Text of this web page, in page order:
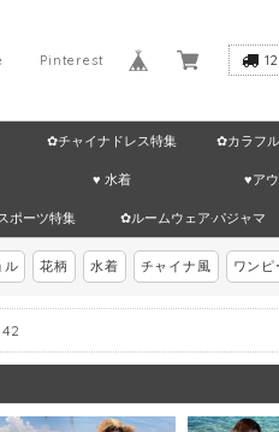
Pinterest
✿チャイナドレス特集 ✿カラフ
♥ 水着 ♥ア
ポーツ特集 ✿ルームウェア·パジャマ
ル 花柄 水着 チャイナ風 ワンピ